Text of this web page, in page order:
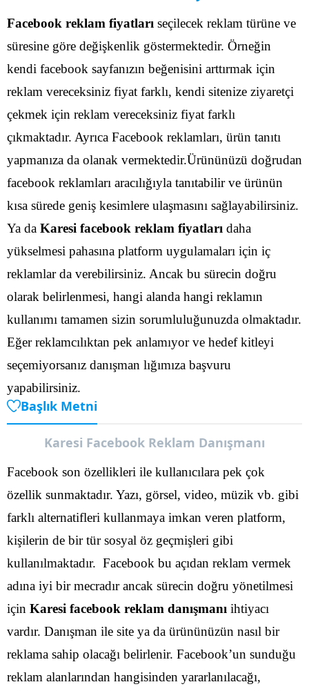
Facebook reklam fiyatları seçilecek reklam türüne ve
süresine göre değişkenlik göstermektedir. Örneğin
kendi facebook sayfanızın beğenisini arttırmak için
reklam vereceksiniz fiyat farklı, kendi sitenize ziyaretçi
çekmek için reklam vereceksiniz fiyat farklı
çıkmaktadır. Ayrıca Facebook reklamları, ürün tanıtı
yapmanıza da olanak vermektedir.Ürününüzü doğrudan
facebook reklamları aracılığıyla tanıtabilir ve ürünün
kısa sürede geniş kesimlere ulaşmasını sağlayabilirsiniz.
Ya da Karesi facebook reklam fiyatları daha
yükselmesi pahasına platform uygulamaları için iç
reklamlar da verebilirsiniz. Ancak bu sürecin doğru
olarak belirlenmesi, hangi alanda hangi reklamın
kullanımı tamamen sizin sorumluluğunuzda olmaktadır.
Eğer reklamcılıktan pek anlamıyor ve hedef kitleyi
seçemiyorsanız danışman lığımıza başvuru
yapabilirsiniz.
Başlık Metni
Karesi Facebook Reklam Danışmanı
Facebook son özellikleri ile kullanıcılara pek çok
özellik sunmaktadır. Yazı, görsel, video, müzik vb. gibi
farklı alternatifleri kullanmaya imkan veren platform,
kişilerin de bir tür sosyal öz geçmişleri gibi
kullanılmaktadır. Facebook bu açıdan reklam vermek
adına iyi bir mecradır ancak sürecin doğru yönetilmesi
için Karesi facebook reklam danışmanı ihtiyacı
vardır. Danışman ile site ya da ürününüzün nasıl bir
reklama sahip olacağı belirlenir. Facebook’un sunduğu
reklam alanlarından hangisinden yararlanılacağı,